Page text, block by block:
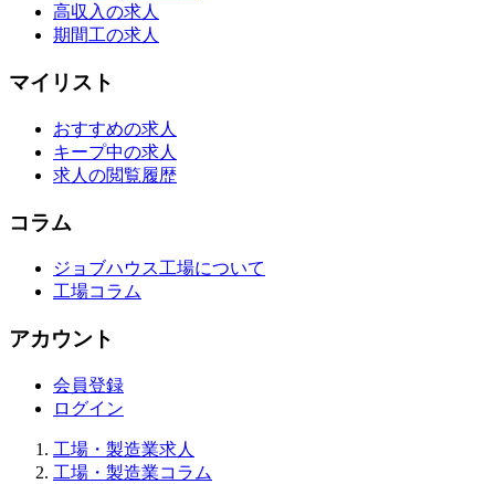
高収入の求人
期間工の求人
マイリスト
おすすめの求人
キープ中の求人
求人の閲覧履歴
コラム
ジョブハウス工場について
工場コラム
アカウント
会員登録
ログイン
工場・製造業求人
工場・製造業コラム